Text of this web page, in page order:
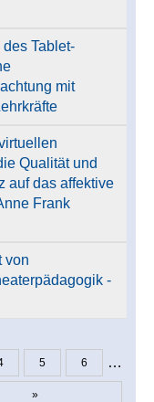
Tablet-
mit
Qualität und
auf das affektive
Frank
von
-
5 6 …
»